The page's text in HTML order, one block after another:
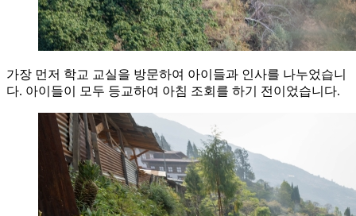
가장 먼저 학교 교실을 방문하여 아이들과 인사를 나누었습니
다. 아이들이 모두 등교하여 아침 조회를 하기 전이었습니다.